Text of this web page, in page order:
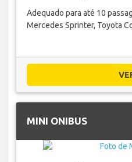
Adequado para até 10
Mercedes Sprinter, Toyota
MINI ONIBUS